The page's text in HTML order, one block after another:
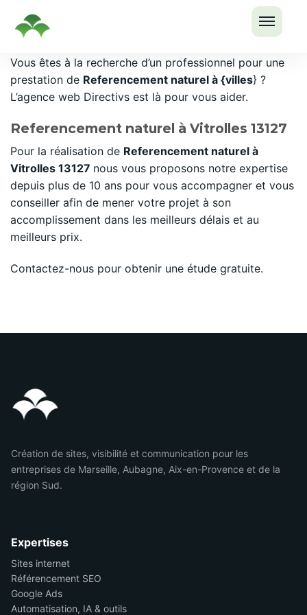
LE
Passer
au
contenu
Vous êtes à la recherche d’un professionnel pour une
prestation de Referencement naturel à {villes} ?
L’agence web Directivs est là pour vous aider.
Referencement naturel à Vitrolles 13127
Pour la réalisation de Referencement naturel à
Vitrolles 13127 nous vous proposons notre expertise
depuis plus de 10 ans pour vous accompagner et vous
conseiller afin de mener votre projet à son
accomplissement dans les meilleurs délais et au
meilleurs prix.
Contactez-nous pour obtenir une étude gratuite.
Création de sites, visibilité et communication pour les
entreprises de Marseille, Aubagne, Aix-en-Provence et de la
région Sud.
Expertises
Sites internet
Référencement SEO
Google Ads
Automatisation, IA & outils